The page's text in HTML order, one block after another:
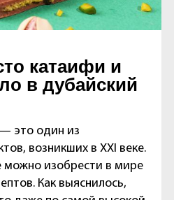
катаифи и
в дубайский
это один из
возникших в XXI веке.
можно изобрести в мире
Как выяснилось,